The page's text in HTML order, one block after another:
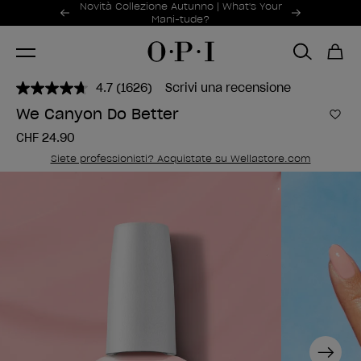
Offerte promozionali
Novità Collezione Autunno | What's Your
Mani-tude?
Item 1 of 2
4.7 Leggi
1626
recensioni.
alla
pagina.
(1626) Scrivi una recensione
We Canyon Do Better
CHF 24.90
Siete professionisti? Acquistate su Wellastore.com
Next